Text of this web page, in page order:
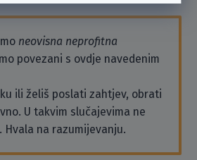
neovisna neprofitna
povezani s ovdje navedenim
ili želiš poslati zahtjev, obrati
U takvim slučajevima ne
. Hvala na razumijevanju.